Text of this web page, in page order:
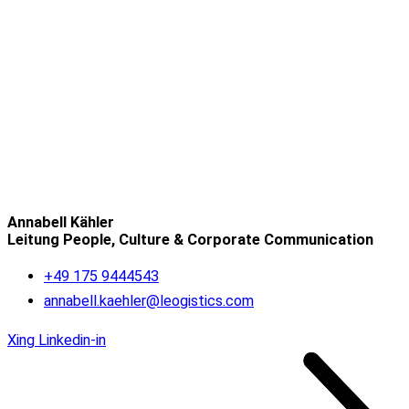
Annabell Kähler
Leitung People, Culture & Corporate Communication
+49 175 9444543
annabell.kaehler@leogistics.com
Xing Linkedin-in